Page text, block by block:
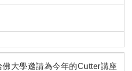
大學邀請為今年的Cutter講座